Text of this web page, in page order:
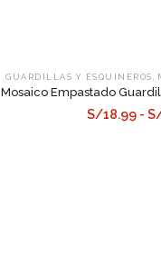
GUARDILLAS Y ESQUINEROS
Mosaico Empastado
S/18.99 -